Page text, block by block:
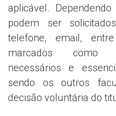
aplicável.
podem ser
telefone, email,
marcados como
necessários e
sendo os outros
decisão voluntária do